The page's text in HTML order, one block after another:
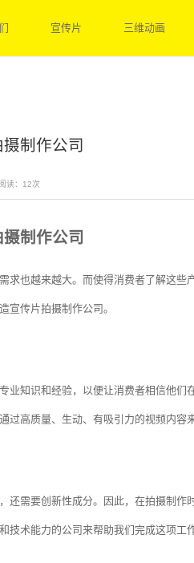
宣传片 三维动画
制作公司
阅读：12次
制作公司
求也越来越大。而使得消费者了解这
宣传片拍摄制作公司。
业知识和经验，以便让消费者相信他们
过高质量、生动、有吸引力的视频内容
还需要创新性成分。因此，在拍摄制
技术能力的公司来帮助我们完成这项工作